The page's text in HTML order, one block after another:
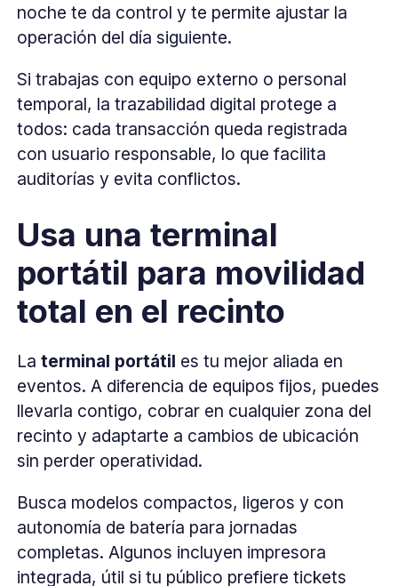
noche te da control y te permite ajustar la
operación del día siguiente.
Si trabajas con equipo externo o personal
temporal, la trazabilidad digital protege a
todos: cada transacción queda registrada
con usuario responsable, lo que facilita
auditorías y evita conflictos.
Usa una terminal
portátil para movilidad
total en el recinto
Laterminal portátil es tu mejor aliada en
eventos. A diferencia de equipos fijos, puedes
llevarla contigo, cobrar en cualquier zona del
recinto y adaptarte a cambios de ubicación
sin perder operatividad.
Busca modelos compactos, ligeros y con
autonomía de batería para jornadas
completas. Algunos incluyen impresora
integrada, útil si tu público prefiere tickets